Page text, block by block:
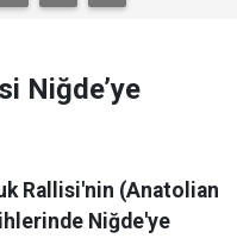
Niğde’ye
Rallisi'nin (Anatolian
Niğde'ye